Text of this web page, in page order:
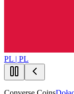
PL | PL